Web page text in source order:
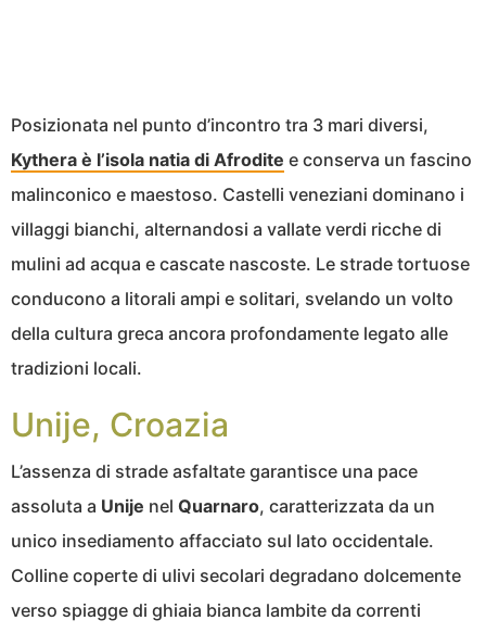
Posizionata nel punto d’incontro tra 3 mari diversi,
Kythera è l’isola natia di Afrodite e conserva un fascino
malinconico e maestoso. Castelli veneziani dominano i
villaggi bianchi, alternandosi a vallate verdi ricche di
mulini ad acqua e cascate nascoste. Le strade tortuose
conducono a litorali ampi e solitari, svelando un volto
della cultura greca ancora profondamente legato alle
tradizioni locali.
Unije, Croazia
L’assenza di strade asfaltate garantisce una pace
assoluta a Unije nel Quarnaro, caratterizzata da un
unico insediamento affacciato sul lato occidentale.
Colline coperte di ulivi secolari degradano dolcemente
verso spiagge di ghiaia bianca lambite da correnti